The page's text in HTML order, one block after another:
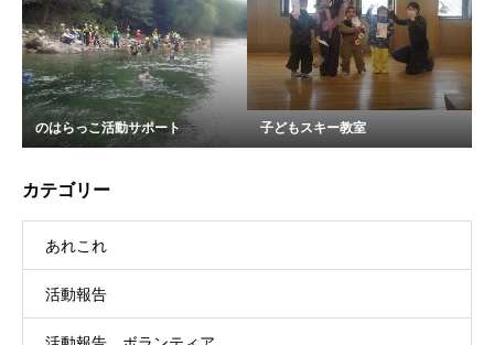
のはらっこ活動サポート 子どもスキー教室
カテゴリー
あれこれ
活動報告